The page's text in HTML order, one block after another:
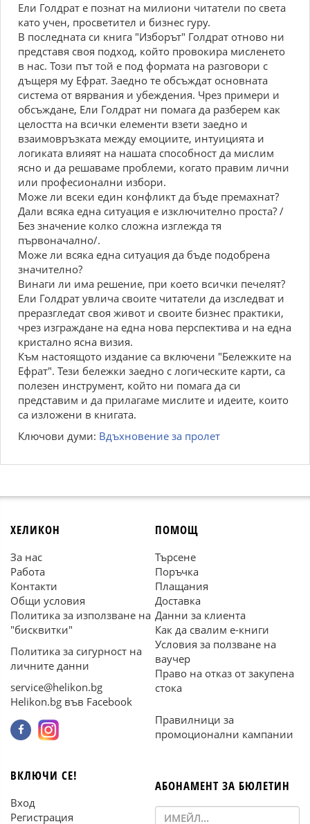
Ели Голдрат е познат на милиони читатели по света
като учен, просветител и бизнес гуру.
В последната си книга "Изборът" Голдрат отново ни
представя своя подход, който провокира мисленето
в нас. Този път той е под формата на разговори с
дъщеря му Ефрат. Заедно те обсъждат основната
система от вярвания и убеждения. Чрез примери и
обсъждане, Ели Голдрат ни помага да разберем как
целостта на всички елементи взети заедно и
взаимовръзката между емоциите, интуицията и
логиката влияят на нашата способност да мислим
ясно и да решаваме проблеми, когато правим лични
или професионални избори.
Може ли всеки един конфликт да бъде премахнат?
Дали всяка една ситуация е изключително проста? /
Без значение колко сложна изглежда тя
първоначално/.
Може ли всяка една ситуация да бъде подобрена
значително?
Винаги ли има решение, при което всички печелят?
Ели Голдрат увлича своите читатели да изследват и
преразгледат своя живот и своите бизнес практики,
чрез изграждане на една нова перспектива и на една
кристално ясна визия.
Към настоящото издание са включени "Бележките на
Ефрат". Тези бележки заедно с логическите карти, са
полезен инструмент, който ни помага да си
представим и да прилагаме мислите и идеите, които
са изложени в книгата.
Ключови думи: Вдъхновение за пролет
ХЕЛИКОН
За нас
Работа
Контакти
Общи условия
Политика за използване на
"бисквитки"
Политика за сигурност на
личните данни
service@helikon.bg
Helikon.bg във Facebook
ПОМОЩ
Търсене
Поръчка
Плащания
Доставка
Данни за клиента
Как да свалим е-книги
Условия за ползване на
ваучер
Право на отказ от закупена
стока
Правилници за
промоционални кампании
ВКЛЮЧИ СЕ!
Вход
Регистрация
АБОНАМЕНТ ЗА БЮЛЕТИН